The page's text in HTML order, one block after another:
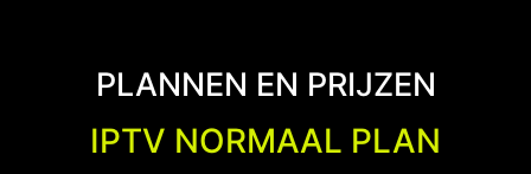
PLANNEN EN PRIJZEN
IPTV NORMAAL PLAN